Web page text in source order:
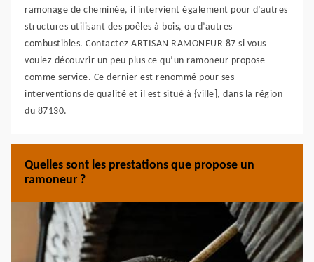
ramonage de cheminée, il intervient également pour d’autres
structures utilisant des poêles à bois, ou d’autres
combustibles. Contactez ARTISAN RAMONEUR 87 si vous
voulez découvrir un peu plus ce qu’un ramoneur propose
comme service. Ce dernier est renommé pour ses
interventions de qualité et il est situé à {ville], dans la région
du 87130.
Quelles sont les prestations que propose un
ramoneur ?